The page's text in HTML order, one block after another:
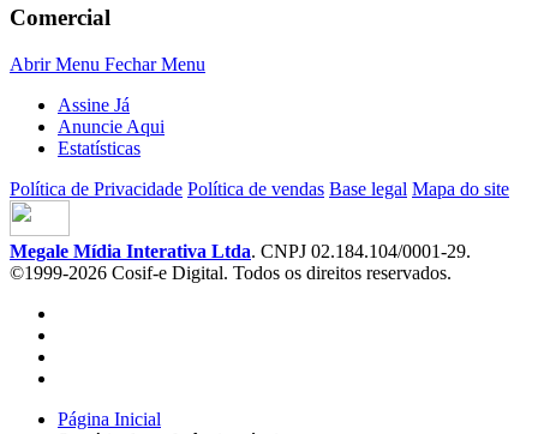
Comercial
Abrir Menu Fechar Menu
Assine Já
Anuncie Aqui
Estatísticas
Política de Privacidade Política de vendas Base legal Mapa do site
Megale Mídia Interativa Ltda. CNPJ 02.184.104/0001-29.
©1999-2026 Cosif-e Digital. Todos os direitos reservados.
Página Inicial